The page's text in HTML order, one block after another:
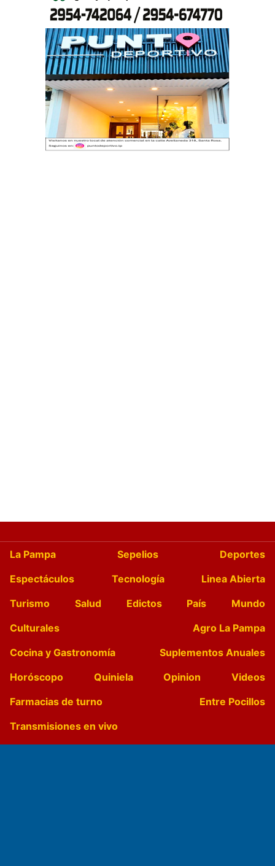
La Pampa Sepelios
Deportes
Espectáculos
Tecnología
Linea Abierta
Turismo
Salud Edictos País
Mundo
Culturales
Agro La Pampa
Cocina y Gastronomía
Suplementos Anuales
Horóscopo
Quiniela Opinion
Videos
Farmacias de turno
Entre Pocillos
Transmisiones en vivo